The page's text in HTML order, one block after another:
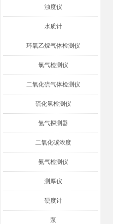
浊度仪
水质计
环氧乙烷气体检测仪
氯气检测仪
二氧化硫气体检测仪
硫化氢检测仪
氢气探测器
二氧化碳浓度
氨气检测仪
测厚仪
硬度计
泵